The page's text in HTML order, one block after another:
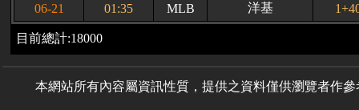
06-21
01:35 MLB 洋基
目前總計:18000
本網站所有內容屬資訊性質，提供之資料僅供瀏覽者作